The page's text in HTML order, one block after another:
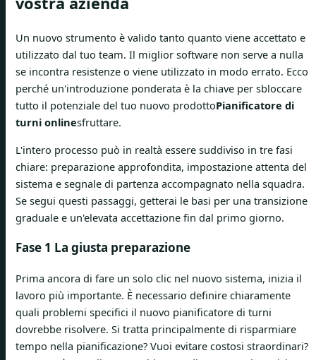
Un nuovo strumento è valido tanto quanto viene accettato e
utilizzato dal tuo team. Il miglior software non serve a nulla
se incontra resistenze o viene utilizzato in modo errato. Ecco
perché un'introduzione ponderata è la chiave per sbloccare
tutto il potenziale del tuo nuovo prodottoPianificatore di
turni onlinesfruttare.
L'intero processo può in realtà essere suddiviso in tre fasi
chiare: preparazione approfondita, impostazione attenta del
sistema e segnale di partenza accompagnato nella squadra.
Se segui questi passaggi, getterai le basi per una transizione
graduale e un'elevata accettazione fin dal primo giorno.
Fase 1 La giusta preparazione
Prima ancora di fare un solo clic nel nuovo sistema, inizia il
lavoro più importante. È necessario definire chiaramente
quali problemi specifici il nuovo pianificatore di turni
dovrebbe risolvere. Si tratta principalmente di risparmiare
tempo nella pianificazione? Vuoi evitare costosi straordinari?